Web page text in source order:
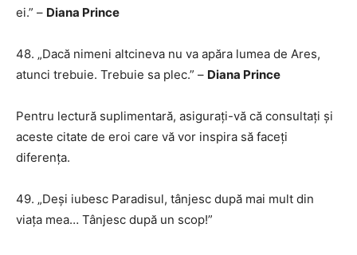
ei.” – Diana Prince
48. „Dacă nimeni altcineva nu va apăra lumea de Ares,
atunci trebuie. Trebuie sa plec.” – Diana Prince
Pentru lectură suplimentară, asigurați-vă că consultați și
aceste citate de eroi care vă vor inspira să faceți
diferența.
49. „Deși iubesc Paradisul, tânjesc după mai mult din
viața mea… Tânjesc după un scop!”